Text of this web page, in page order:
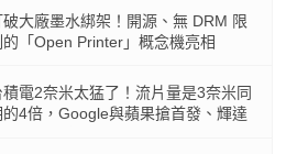
破大廠墨水綁架！開源、無 DRM 限
的「Open Printer」概念機亮相
積電2奈米太猛了！流片量是3奈米同
的4倍，Google與蘋果搶首發、輝達